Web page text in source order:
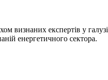
визнаних експертів у
енергетичного сектора.